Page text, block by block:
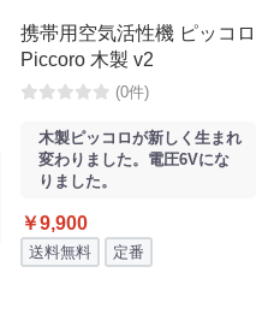
携帯用空気活性機 ピッコロ
Piccoro 木製 v2
(0件)
木製ピッコロが新しく生まれ
変わりました。電圧6Vにな
りました。
￥9,900
送料無料 定番